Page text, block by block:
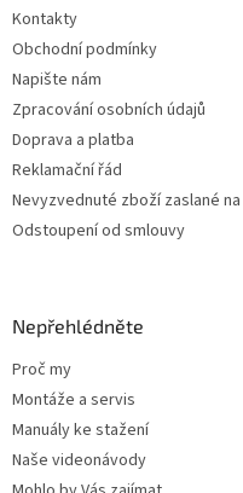
Kontakty
Obchodní podmínky
Napište nám
Zpracování osobních údajů
Doprava a platba
Reklamační řád
Nevyzvednuté zboží zaslané
Odstoupení od smlouvy
Nepřehlédněte
Proč my
Montáže a servis
Manuály ke stažení
Naše videonávody